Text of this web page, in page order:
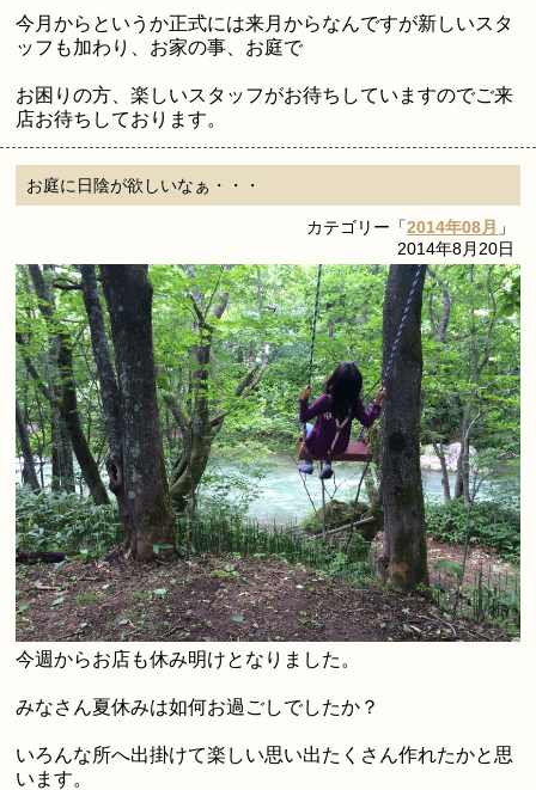
今月からというか正式には来月からなんですが新しいスタ
ッフも加わり、お家の事、お庭で
お困りの方、楽しいスタッフがお待ちしていますのでご来
店お待ちしております。
お庭に日陰が欲しいなぁ・・・
カテゴリー「2014年08月 」
2014年8月20日
今週からお店も休み明けとなりました。
みなさん夏休みは如何お過ごしでしたか？
いろんな所へ出掛けて楽しい思い出たくさん作れたかと思
います。